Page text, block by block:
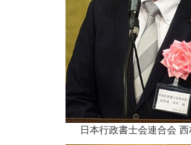
日本行政書士会連合会